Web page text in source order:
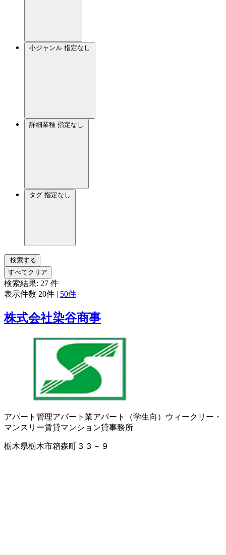
小ジャンル 指定なし
詳細業種 指定なし
タグ 指定なし
検索する
すべてクリア
検索結果: 27 件
表示件数 20件 | 50件
株式会社染谷商事
アパート管理アパート業アパート（学生向）
ウィークリー・
マンスリー賃貸マンション貸事務所
栃木県栃木市箱森町３３－９